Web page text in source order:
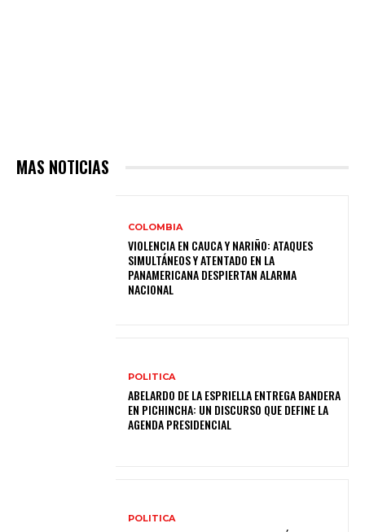
MAS NOTICIAS
COLOMBIA
VIOLENCIA EN CAUCA Y NARIÑO: ATAQUES
SIMULTÁNEOS Y ATENTADO EN LA
PANAMERICANA DESPIERTAN ALARMA
NACIONAL
POLITICA
ABELARDO DE LA ESPRIELLA ENTREGA BANDERA
EN PICHINCHA: UN DISCURSO QUE DEFINE LA
AGENDA PRESIDENCIAL
POLITICA